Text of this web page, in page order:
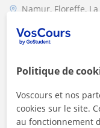
Namur, Floreffe,
Maths
du lycée et du
l'université de
une douzaine
Politique de
Voscours et nos
cookies sur le site.
au fonctionnement